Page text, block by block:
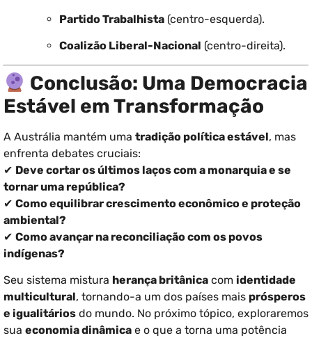
Partido Trabalhista (centro-esquerda).
Coalizão Liberal-Nacional (centro-direita).
Conclusão: Uma Democracia
Estável em Transformação
A Austrália mantém uma tradição política estável, mas
enfrenta debates cruciais:
✔ Deve cortar os últimos laços com a monarquia e se
tornar uma república?
✔ Como equilibrar crescimento econômico e proteção
ambiental?
✔ Como avançar na reconciliação com os povos
indígenas?
Seu sistema mistura herança britânica com identidade
multicultural, tornando-a um dos países mais prósperos
e igualitários do mundo. No próximo tópico, exploraremos
sua economia dinâmica e o que a torna uma potência